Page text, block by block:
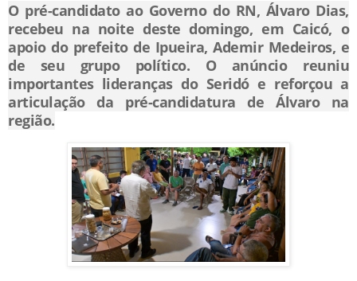
O pré-candidato ao Governo do RN, Álvaro Dias,
recebeu na noite deste domingo, em Caicó, o
apoio do prefeito de Ipueira, Ademir Medeiros, e
de seu grupo político. O anúncio reuniu
importantes lideranças do Seridó e reforçou a
articulação da pré-candidatura de Álvaro na
região.